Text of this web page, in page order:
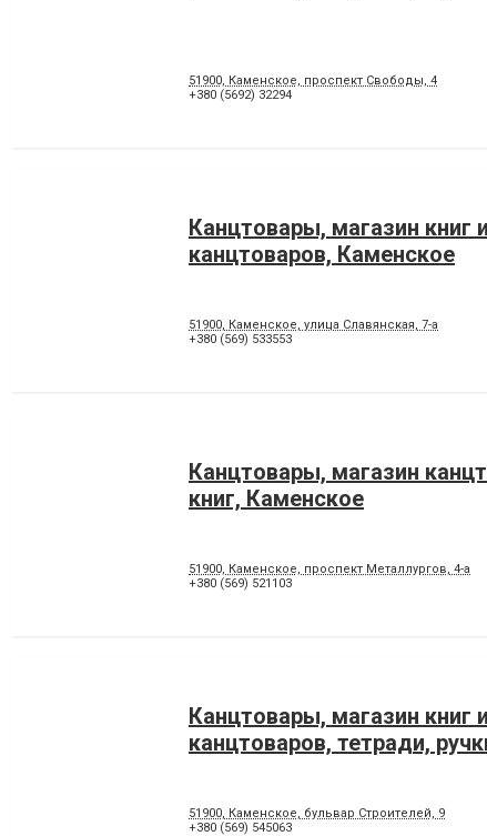
51900, Каменское, проспект Свободы, 4
+380 (5692) 32294
Канцтовары, магазин книг и
канцтоваров, Каменское
51900, Каменское, улица Славянская, 7-а
+380 (569) 533553
Канцтовары, магазин
книг, Каменское
51900, Каменское, проспект Металлургов, 4-а
+380 (569) 521103
Канцтовары, магазин книг и
канцтоваров, тетради,
51900, Каменское, бульвар Строителей, 9
+380 (569) 545063